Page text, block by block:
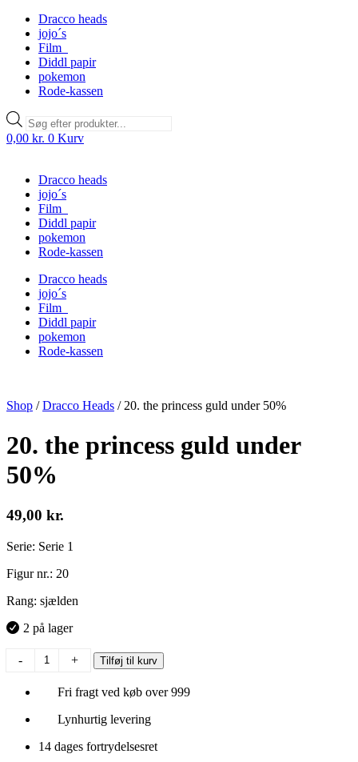
Dracco heads
jojo´s
Film
Diddl papir
pokemon
Rode-kassen
Products
search
0,00 kr. 0 Kurv
Dracco heads
jojo´s
Film
Diddl papir
pokemon
Rode-kassen
Dracco heads
jojo´s
Film
Diddl papir
pokemon
Rode-kassen
Shop /Dracco Heads / 20. the princess guld under 50%
20. the princess guld under
50%
49,00 kr.
Serie: Serie 1
Figur nr.: 20
Rang: sjælden
2 på lager
-
guld
50%
+ Tilføj til kurv
Fri fragt ved køb over 999
Lynhurtig levering
14 dages fortrydelsesret